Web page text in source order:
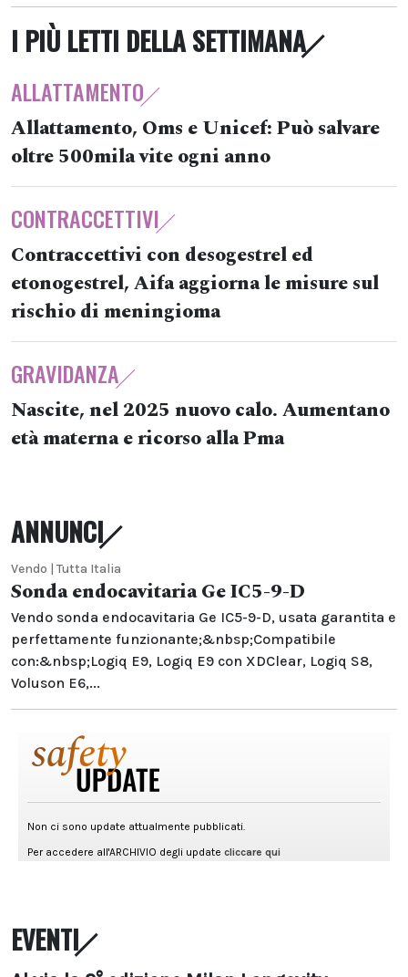
I PIÙ LETTI DELLA SETTIMANA
ALLATTAMENTO
Allattamento, Oms e Unicef: Può salvare
oltre 500mila vite ogni anno
CONTRACCETTIVI
Contraccettivi con desogestrel ed
etonogestrel, Aifa aggiorna le misure sul
rischio di meningioma
GRAVIDANZA
Nascite, nel 2025 nuovo calo. Aumentano
età materna e ricorso alla Pma
ANNUNCI
Vendo | Tutta Italia
Sonda endocavitaria Ge IC5-9-D
Vendo sonda endocavitaria Ge IC5-9-D, usata garantita e
perfettamente funzionante;&nbsp;Compatibile
con:&nbsp;Logiq E9, Logiq E9 con XDClear, Logiq S8,
Voluson E6,...
EVENTI